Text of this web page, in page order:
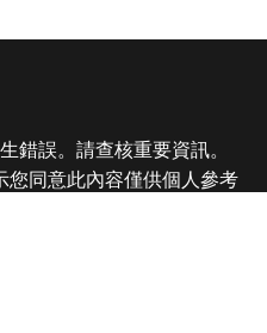
錯誤。請查核重要資訊。
您同意此內容僅供個人參考